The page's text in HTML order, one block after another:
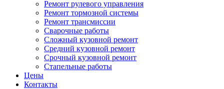
Ремонт рулевого управления
Ремонт тормозной системы
Ремонт трансмиссии
Сварочные работы
Сложный кузовной ремонт
Средний кузовной ремонт
Срочный кузовной ремонт
Стапельные работы
Цены
Контакты